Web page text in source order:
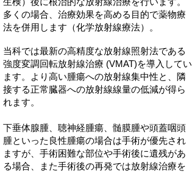
多くの場合、治療効果を高める目的で薬物療
法を併用します（化学放射線療法）。
当科では最新の高精度な放射線照射法である
強度変調回転放射線治療 (VMAT)を導入してい
ます。より高い腫瘍への放射線集中性と、隣
接する正常臓器への放射線線量の低減が得ら
れます。
下垂体腺腫、聴神経腫瘍、髄膜腫や頭蓋咽頭
腫といった良性腫瘍の場合は手術が優先され
ますが、手術困難な部位や手術後に遺残があ
る場合、また手術後の再発では放射線治療を